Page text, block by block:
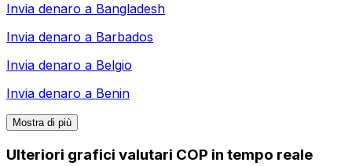
Invia denaro a Bangladesh
Invia denaro a Barbados
Invia denaro a Belgio
Invia denaro a Benin
Mostra di più
Ulteriori grafici valutari COP in tempo reale